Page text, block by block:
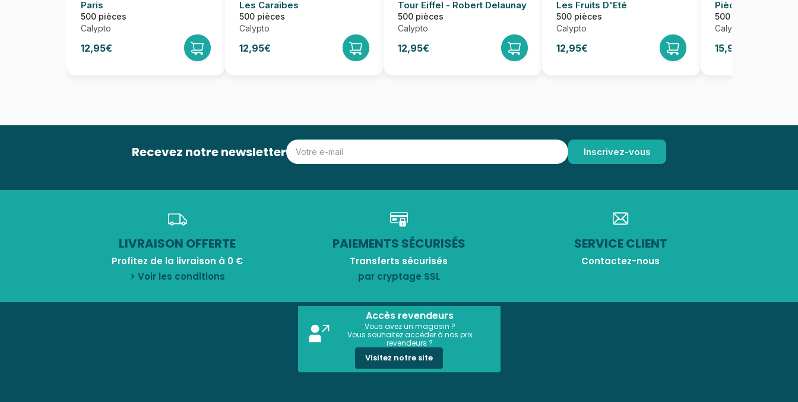
Paris
500 pièces
Calypto
12,95€
Les Caraïbes
500 pièces
Calypto
12,95€
Tour Eiffel - Robert Delaunay
500 pièces
Calypto
12,95€
Les Fruits D'Eté
500 pièces
Calypto
12,95€
Pièces XXL -
500 pièces
Calypto
15,95€
Recevez notre newsletter
LIVRAISON OFFERTE
Profitez de la livraison à 0 €
> Voir les conditions
PAIEMENTS SÉCURISÉS
Transferts sécurisés
par cryptage SSL
SERVICE CLIENT
Contactez-nous
Accès revendeurs
Vous avez un magasin ?
Vous souhaitez accéder à nos prix
revendeurs ?
Visitez notre site